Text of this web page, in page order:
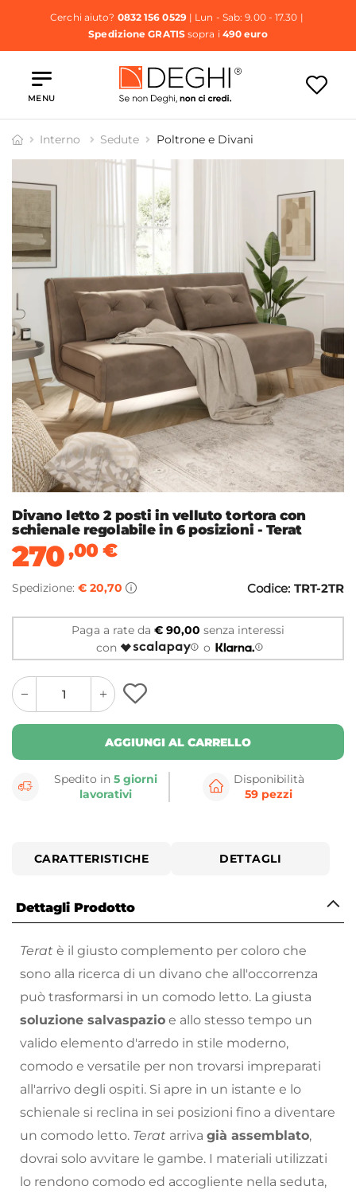
Cerchi aiuto? 0832 156 0529| Lun - Sab: 9.00 - 17.30 |
Spedizione GRATISsopra i 490 euro
MENU
Interno Sedute Poltrone e Divani
Divano letto 2 posti in velluto tortora con
schienale regolabile in 6 posizioni - Terat
270,00€
Spedizione: € 20,70 Codice: TRT-2TR
Paga a rate da € 90,00 senza interessi
con
o
quantity
button
quantity
minus
button
AGGIUNGI AL CARRELLO
Spedito in5 giorni
lavorativi
Disponibilità
59 pezzi
CARATTERISTICHE DETTAGLI
Dettagli Prodotto
Terat è il giusto complemento per coloro che
sono alla ricerca di un divano che all'occorrenza
può trasformarsi in un comodo letto. La giusta
soluzione salvaspazio e allo stesso tempo un
valido elemento d'arredo in stile moderno,
comodo e versatile per non trovarsi impreparati
all'arrivo degli ospiti. Si apre in un istante e lo
schienale si reclina in sei posizioni fino a diventare
un comodo letto. Terat arriva già assemblato,
dovrai solo avvitare le gambe. I materiali utilizzati
lo rendono comodo ed accogliente nella seduta,